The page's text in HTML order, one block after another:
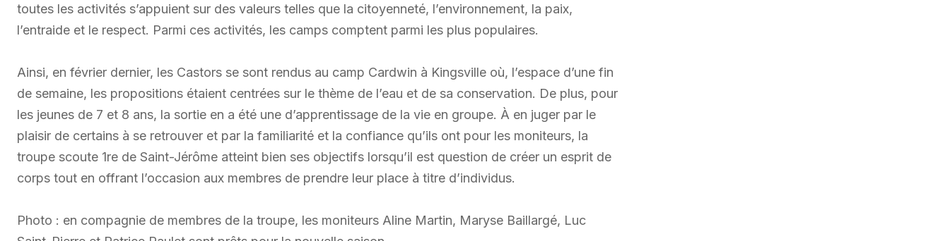
toutes les activités s’appuient sur des valeurs telles que la citoyenneté, l’environnement, la paix,
l’entraide et le respect. Parmi ces activités, les camps comptent parmi les plus populaires.
Ainsi, en février dernier, les Castors se sont rendus au camp Cardwin à Kingsville où, l’espace d’une fin
de semaine, les propositions étaient centrées sur le thème de l’eau et de sa conservation. De plus, pour
les jeunes de 7 et 8 ans, la sortie en a été une d’apprentissage de la vie en groupe. À en juger par le
plaisir de certains à se retrouver et par la familiarité et la confiance qu’ils ont pour les moniteurs, la
troupe scoute 1re de Saint-Jérôme atteint bien ses objectifs lorsqu’il est question de créer un esprit de
corps tout en offrant l’occasion aux membres de prendre leur place à titre d’individus.
Photo : en compagnie de membres de la troupe, les moniteurs Aline Martin, Maryse Baillargé, Luc